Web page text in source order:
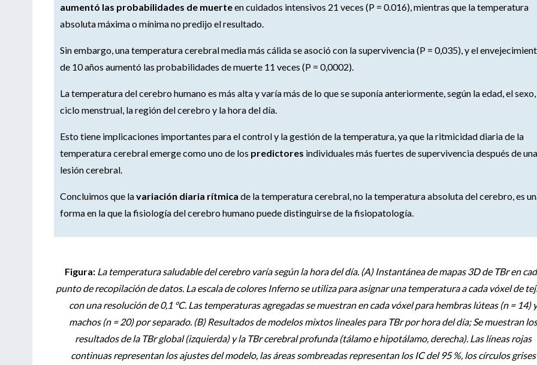
aumentó las probabilidades de muerteen cuidados intensivos 21 veces (P = 0.016), mientras que la temperatura
absoluta máxima o mínima no predijo el resultado.
Sin embargo, una temperatura cerebral media más cálida se asoció con la supervivencia (P = 0,035), y el
de 10 años aumentó las probabilidades de muerte 11 veces (P = 0,0002).
La temperatura del cerebro humano es más alta y varía más de lo que se suponía anteriormente, según la edad, el
ciclo menstrual, la región del cerebro y la hora del día.
Esto tiene implicaciones importantes para el control y la gestión de la temperatura, ya que la ritmicidad diaria de la
temperatura cerebral emerge como uno de los predictores individuales más fuertes de supervivencia después de una
lesión cerebral.
Concluimos que lavariación diaria rítmica de la temperatura cerebral, no la temperatura absoluta del cerebro, es
forma en la que la fisiología del cerebro humano puede distinguirse de la fisiopatología.
Figura: La temperatura saludable del cerebro varía según la hora del día. (A) Instantánea de mapas 3D de TBr en
punto de recopilación de datos. La escala de colores Inferno se utiliza para asignar una temperatura a cada vóxel de
con una resolución de 0,1 °C. Las temperaturas agregadas se muestran en cada vóxel para hembras lúteas (n = 14)
machos (n = 20) por separado. (B) Resultados de modelos mixtos lineales para TBr por hora del día; Se muestran
resultados de la TBr global (izquierda) y la TBr cerebral profunda (tálamo e hipotálamo, derecha). Las líneas rojas
continuas representan los ajustes del modelo, las áreas sombreadas representan los IC del 95 %, los círculos grises